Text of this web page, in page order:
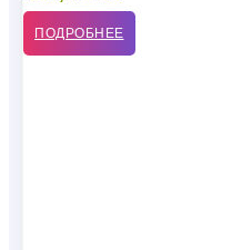
ПОДРОБНЕЕ